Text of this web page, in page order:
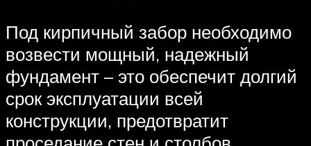
Под кирпичный забор необходимо
возвести мощный, надежный
фундамент – это обеспечит долгий
срок эксплуатации всей
конструкции, предотвратит